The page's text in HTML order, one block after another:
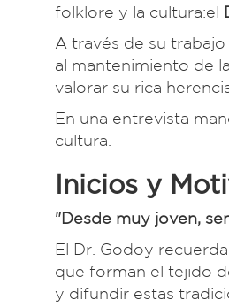
folklore y la cultura:el
A través de su
al mantenimiento de
valorar su rica
En una entrevista
cultura.
Inicios y
"Desde muy joven,
El Dr. Godoy
que forman el tejido
y difundir estas